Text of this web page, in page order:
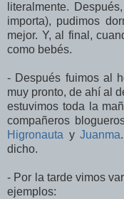
literalmente.
importa), pudimos
mejor. Y, al final,
como bebés.
- Después fuimos al
muy pronto, de ahí al
estuvimos toda la
compañeros
Higronauta yJuanma
dicho.
- Por la tarde vimos
ejemplos: